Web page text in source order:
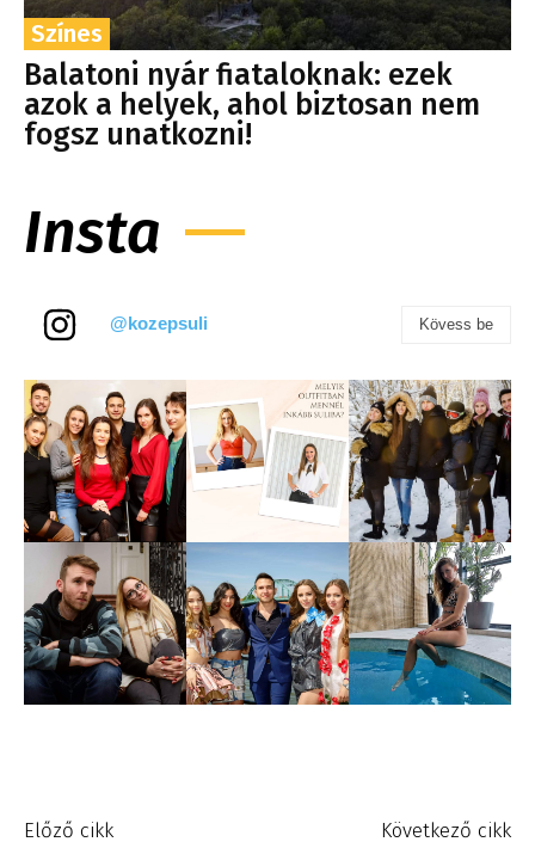
Színes
Balatoni nyár fiataloknak: ezek
azok a helyek, ahol biztosan nem
fogsz unatkozni!
Insta
@kozepsuli Kövess be
Előző cikk Következő cikk